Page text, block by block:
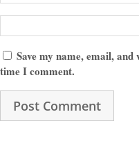
Save my name, email,
time I comment.